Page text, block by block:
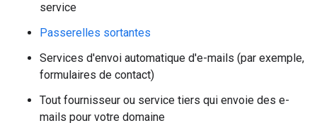
service
Passerelles sortantes
Services d'envoi automatique d'e-mails (par exemple,
formulaires de contact)
Tout fournisseur ou service tiers qui envoie des e-
mails pour votre domaine